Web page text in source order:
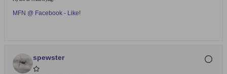
MFN @ Facebook - Like!
spewster